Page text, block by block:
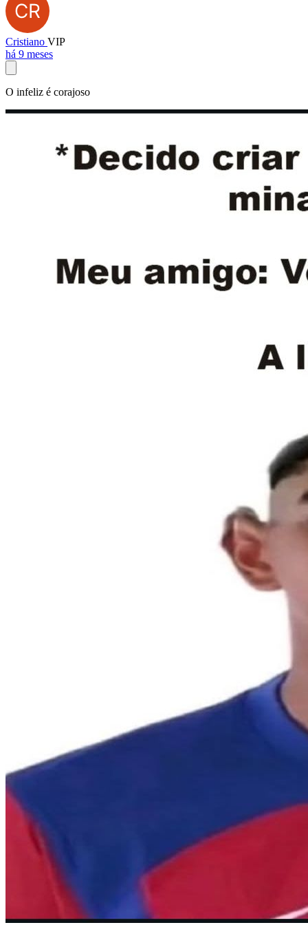
Cristiano VIP
há 9 meses
O infeliz é corajoso